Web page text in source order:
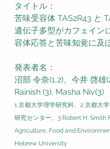
タイトル：
苦味受容体 TAS2R43 と
遺伝子多型がカフェイン
容体応答と苦味知覚に及
発表者名：
沼部 令奈(1,2)、今井 啓雄
Rainish (3), Masha Niv(3)
1 京都大学理学研究科、2 京都大
研究センター、3 Robert H. Smith
Agriculture, Food and
Hebrew University